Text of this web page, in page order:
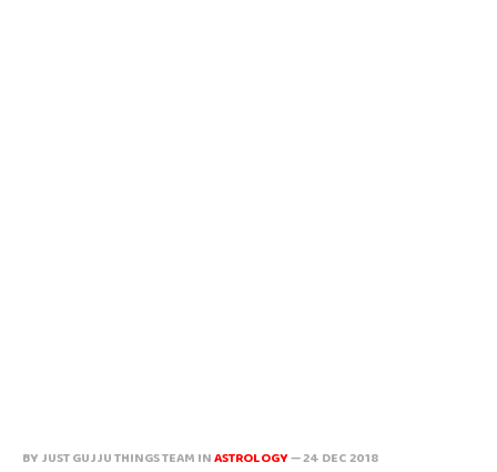
BY JUST GUJJU THINGS TEAM INASTROLOGY—24 DEC 2018